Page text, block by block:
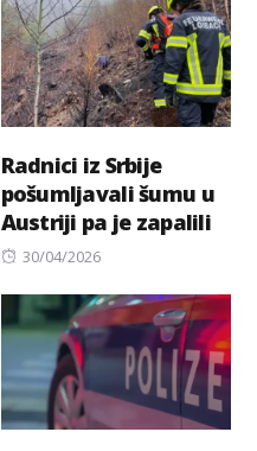
Radnici iz Srbije
pošumljavali šumu u
Austriji pa je zapalili
Posted
30/04/2026